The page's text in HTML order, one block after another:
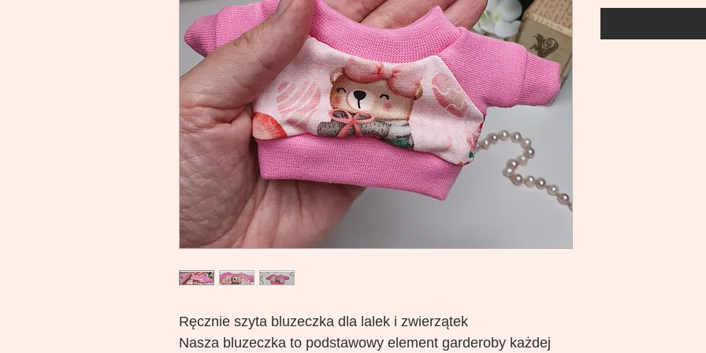
Ręcznie szyta bluzeczka dla lalek i zwierzątek
Nasza bluzeczka to podstawowy element garderoby każdej